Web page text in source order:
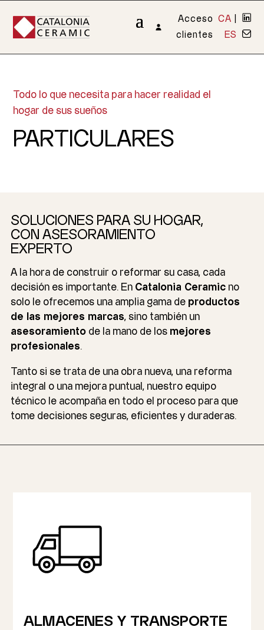
Acceso
clientes
CA
ES
Todo lo que necesita para hacer realidad el
hogar de sus sueños
PARTICULARES
SOLUCIONES PARA SU HOGAR,
CON ASESORAMIENTO
EXPERTO
A la hora de construir o reformar su casa, cada
decisión es importante. En Catalonia Ceramic no
solo le ofrecemos una amplia gama de productos
de las mejores marcas, sino también un
asesoramiento de la mano de los mejores
profesionales.
Tanto si se trata de una obra nueva, una reforma
integral o una mejora puntual, nuestro equipo
técnico le acompaña en todo el proceso para que
tome decisiones seguras, eficientes y duraderas.
ALMACENES Y TRANSPORTE